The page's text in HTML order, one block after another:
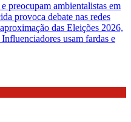
preocupam ambientalistas em
provoca debate nas redes
das Eleições 2026,
usam fardas e